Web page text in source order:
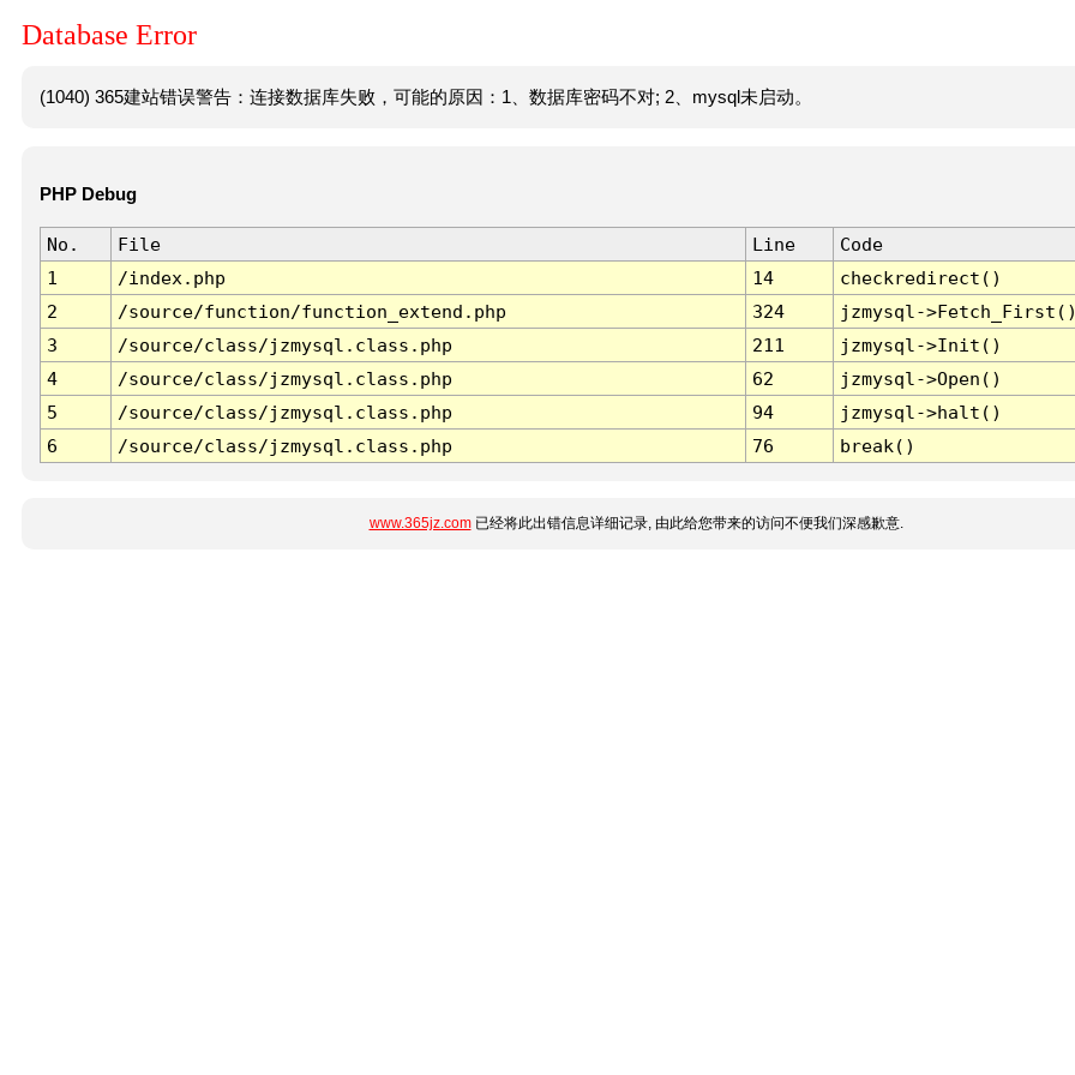
Database Error
(1040) 365建站错误警告：连接数据库失败，可能的原因：1、数据库密码不对; 2、mysql未启动。
PHP Debug
No. File Line
Code
1
/index.php 14
checkredirect()
2
/source/function/function_extend.php 324
jzmysql-
3
/source/class/jzmysql.class.php 211
jzmysql->Init()
4
/source/class/jzmysql.class.php 62
jzmysql->Open()
5
/source/class/jzmysql.class.php 94
jzmysql->halt()
6
/source/class/jzmysql.class.php 76 break()
www.365jz.com已经将此出错信息详细记录, 由此给您带来的访问不便我们深感歉意.